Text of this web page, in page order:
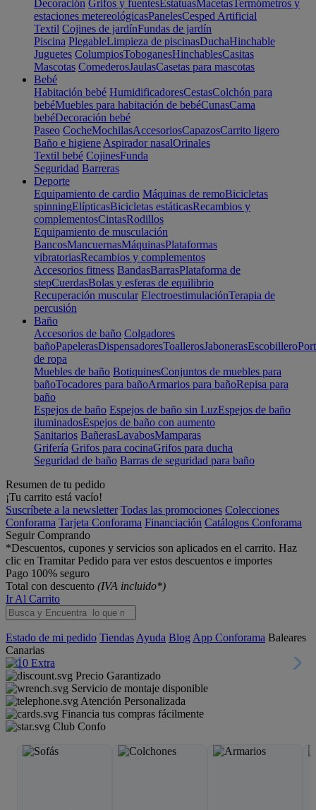
Decoración Grifos y fuentesEstatuasMacetasTermómetros y
estaciones metereológicasPanelesCesped Artificial
Textil Cojines de jardínFundas de jardín
Piscina PlegableLimpieza de piscinasDuchaHinchable
Juguetes ColumpiosToboganesHinchablesCasitas
Mascotas ComederosJaulasCasetas para mascotas
Bebé
Habitación bebé HumidificadoresCestasColchón para
bebéMuebles para habitación de bebéCunasCama
bebéDecoración bebé
Paseo CocheMochilasAccesoriosCapazosCarrito ligero
Baño e higiene Aspirador nasalOrinales
Textil bebé CojinesFunda
Seguridad Barreras
Deporte
Equipamiento de cardio Máquinas de remoBicicletas
spinningElípticasBicicletas estáticasRecambios y
complementosCintasRodillos
Equipamiento de musculación
BancosMancuernasMáquinasPlataformas
vibratoriasRecambios y complementos
Accesorios fitness BandasBarrasPlataforma de
stepCuerdasBolas y esferas de equilibrio
Recuperación muscular ElectroestimulaciónTerapia de
percusión
Baño
Accesorios de baño Colgadores
bañoPapelerasDispensadoresToallerosJabonerasEscobillero
de ropa
Muebles de baño BotiquinesConjuntos de muebles para
bañoTocadores para bañoArmarios para bañoRepisa para
baño
Espejos de baño Espejos de baño sin LuzEspejos de baño
iluminadosEspejos de baño con aumento
Sanitarios BañerasLavabosMamparas
Grifería Grifos para cocinaGrifos para ducha
Seguridad de baño Barras de seguridad para baño
Resumen de tu pedido
¡Tu carrito está vacío!
Suscríbete a la newsletter Todas las promociones Colecciones
Conforama Tarjeta Conforama Financiación Catálogos Conforama
Seguir Comprando
*Descuentos, cupones y servicios son aplicados en el carrito. Haz
clic en Tramitar Pedido para ver estos descuentos e importes
Pago 100% seguro
Total con descuento (IVA incluido*)
Ir Al Carrito
Estado de mi pedido Tiendas Ayuda Blog App Conforama Baleares
Canarias
Precio Garantizado
Servicio de montaje disponible
Atención Personalizada
Financia tus compras fácilmente
Club Confo